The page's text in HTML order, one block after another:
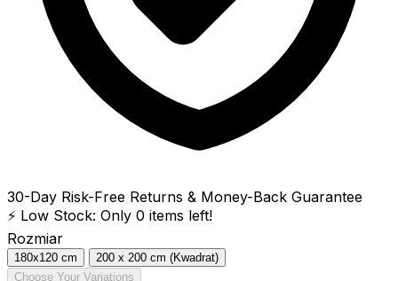
30-Day Risk-Free Returns & Money-Back Guarantee
⚡ Low Stock: Only 0 items left!
Rozmiar
180x120 cm
200 x 200 cm (Kwadrat)
Choose Your Variations